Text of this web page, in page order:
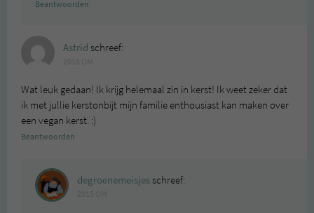
Beantwoorden
Astrid schreef:
Wat leuk gedaan! Ik krijg helemaal zin in kerst! Ik weet zeker dat
ik met jullie kerstonbijt mijn familie enthousiast kan maken over
een vegan kerst. :)
Beantwoorden
degroenemeisjesschreef: